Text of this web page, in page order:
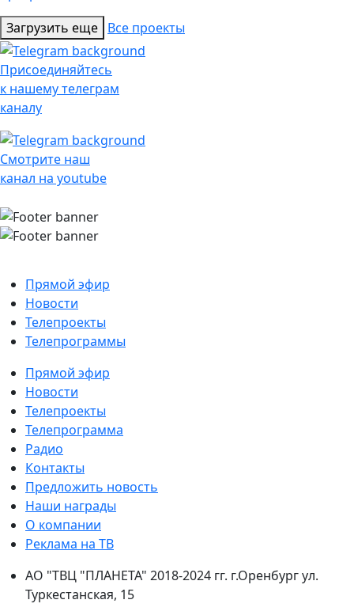
Загрузить еще Все проекты
Присоединяйтесь
к нашему телеграм
каналу
Смотрите наш
канал на youtube
Прямой эфир
Новости
Телепроекты
Телепрограммы
Прямой эфир
Новости
Телепроекты
Телепрограмма
Радио
Контакты
Предложить новость
Наши награды
О компании
Реклама на ТВ
АО "ТВЦ "ПЛАНЕТА" 2018-2024 гг. г.Оренбург ул.
Туркестанская, 15